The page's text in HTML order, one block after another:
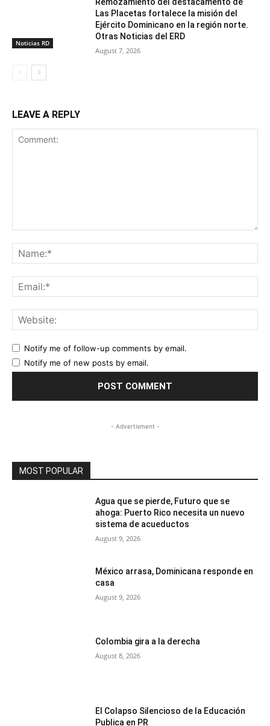
Noticias RD
Remozamiento del destacamento de
Las Placetas fortalece la misión del
Ejército Dominicano en la región norte.
Otras Noticias del ERD
August 7, 2026
LEAVE A REPLY
Notify me of follow-up comments by email.
Notify me of new posts by email.
- Advertisment -
MOST POPULAR
Agua que se pierde, Futuro que se
ahoga: Puerto Rico necesita un nuevo
sistema de acueductos
August 9, 2026
México arrasa, Dominicana responde en
casa
August 9, 2026
Colombia gira a la derecha
August 8, 2026
El Colapso Silencioso de la Educación
Publica en PR